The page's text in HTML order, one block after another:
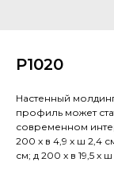
P1020
Настенный
профиль может
современном
200 x в 4,9 x ш 2,4
см; д 200 x в 19,5 x ш